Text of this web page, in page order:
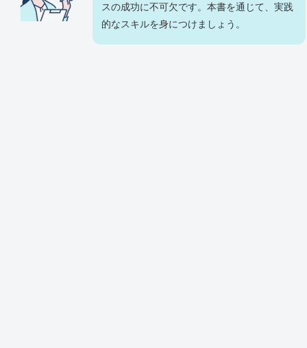
スの成功に不可欠です。本書を通じて、実践
的なスキルを身につけましょう。